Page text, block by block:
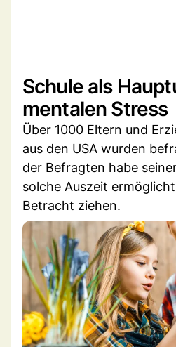
Schule als
mentalen Stress
Über 1000 Eltern und
aus den USA wurden
der Befragten habe
solche Auszeit
Betracht ziehen.